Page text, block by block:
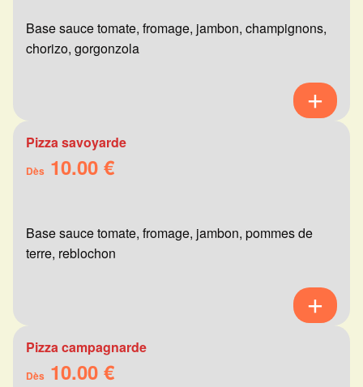
Base sauce tomate, fromage, jambon, champignons,
chorizo, gorgonzola
Pizza savoyarde
Dès 10.00 €
Base sauce tomate, fromage, jambon, pommes de
terre, reblochon
Pizza campagnarde
Dès 10.00 €